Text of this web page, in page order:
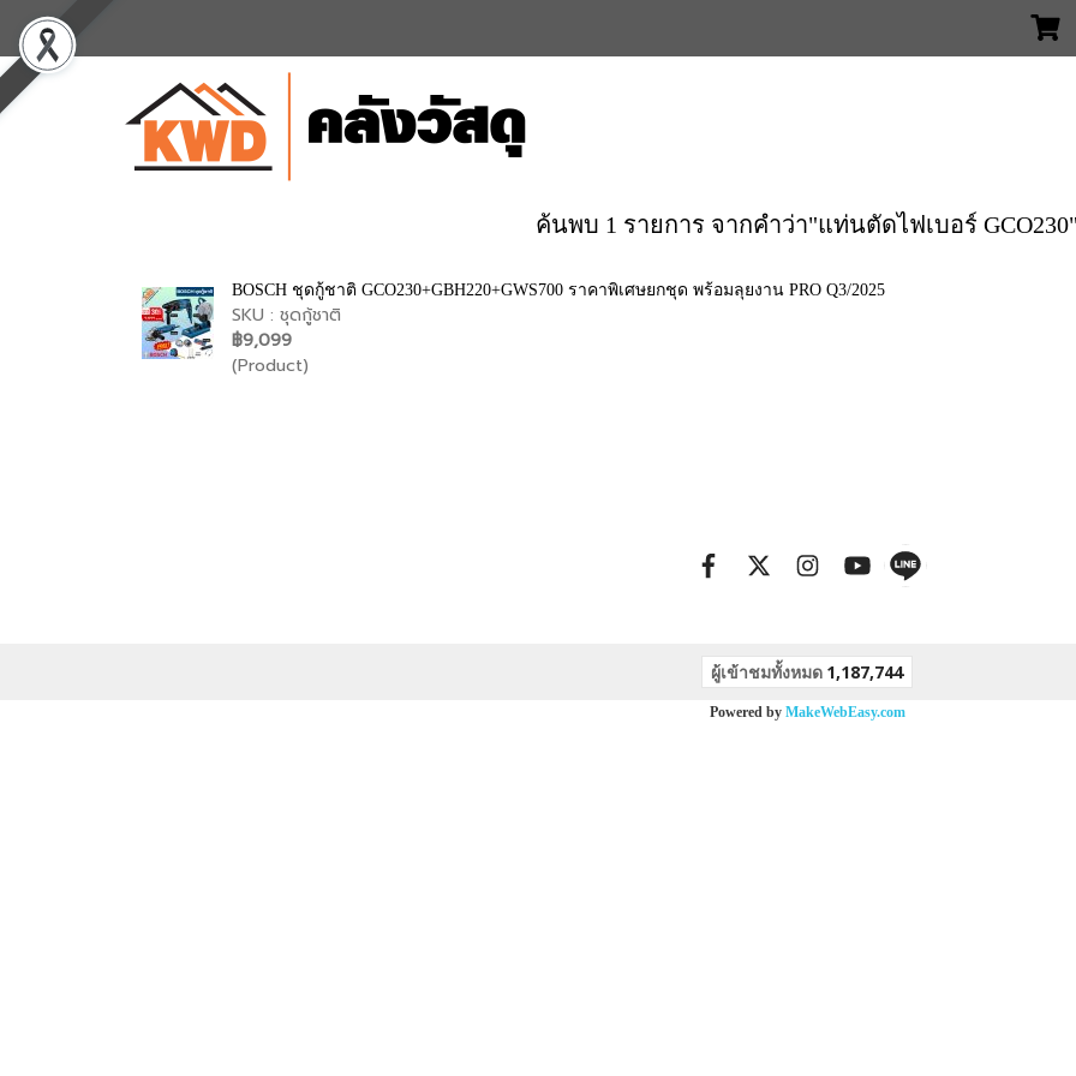
ค้นพบ 1 รายการ จากคำว่า"แท่นตัดไฟเบอร์ GCO230"
BOSCH ชุดกู้ชาติ GCO230+GBH220+GWS700 ราคาพิเศษยกชุด พร้อมลุยงาน PRO Q3/2025
SKU : ชุดกู้ชาติ
฿9,099
(Product)
ผู้เข้าชมทั้งหมด 1,187,744
Powered by MakeWebEasy.com